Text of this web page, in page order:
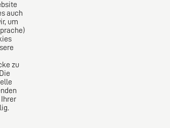
europäische Kanzlei-Netzwerk
auch
um
zu